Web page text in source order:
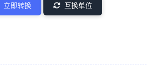
立即转换 互换单位